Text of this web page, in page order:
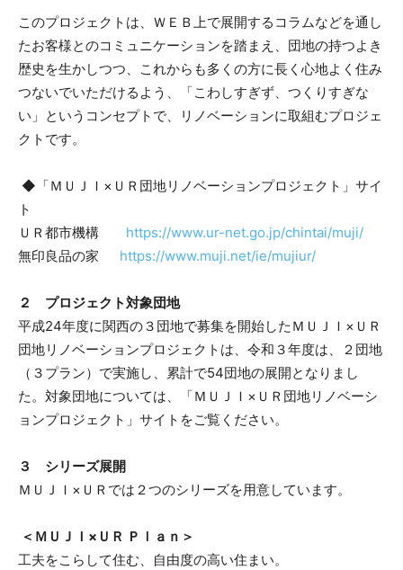
このプロジェクトは、ＷＥＢ上で展開するコラムなどを通し
たお客様とのコミュニケーションを踏まえ、団地の持つよき
歴史を生かしつつ、これからも多くの方に長く心地よく住み
つないでいただけるよう、「こわしすぎず、つくりすぎな
い」というコンセプトで、リノベーションに取組むプロジェ
クトです。
◆「ＭＵＪＩ×ＵＲ団地リノベーションプロジェクト」サイ
ト
ＵＲ都市機構 https://www.ur-net.go.jp/chintai/muji/
無印良品の家 https://www.muji.net/ie/mujiur/
２ プロジェクト対象団地
平成24年度に関西の３団地で募集を開始したＭＵＪＩ×ＵＲ
団地リノベーションプロジェクトは、令和３年度は、２団地
（３プラン）で実施し、累計で54団地の展開となりまし
た。対象団地については、「ＭＵＪＩ×ＵＲ団地リノベーシ
ョンプロジェクト」サイトをご覧ください。
３ シリーズ展開
ＭＵＪＩ×ＵＲでは２つのシリーズを用意しています。
＜ＭＵＪＩ×ＵＲ Ｐｌａｎ＞
工夫をこらして住む、自由度の高い住まい。